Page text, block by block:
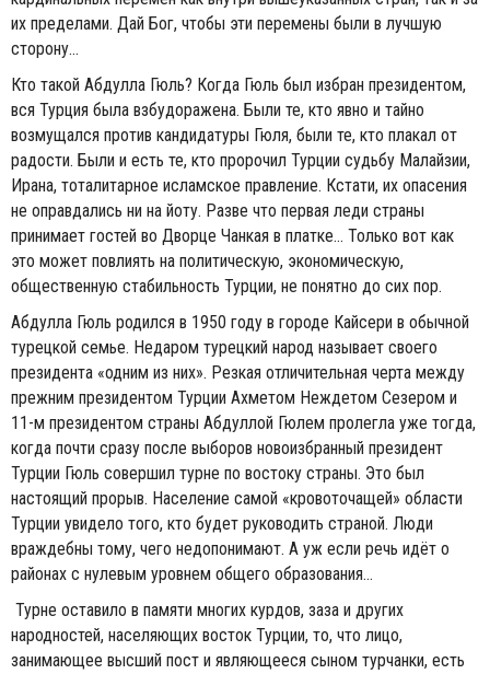
их пределами. Дай Бог, чтобы эти перемены были в лучшую
сторону...
Кто такой Абдулла Гюль? Когда Гюль был избран президентом,
вся Турция была взбудоражена. Были те, кто явно и тайно
возмущался против кандидатуры Гюля, были те, кто плакал от
радости. Были и есть те, кто пророчил Турции судьбу Малайзии,
Ирана, тоталитарное исламское правление. Кстати, их опасения
не оправдались ни на йоту. Разве что первая леди страны
принимает гостей во Дворце Чанкая в платке... Только вот как
это может повлиять на политическую, экономическую,
общественную стабильность Турции, не понятно до сих пор.
Абдулла Гюль родился в 1950 году в городе Кайсери в обычной
турецкой семье. Недаром турецкий народ называет своего
президента «одним из них». Резкая отличительная черта между
прежним президентом Турции Ахметом Неждетом Сезером и
11-м президентом страны Абдуллой Гюлем пролегла уже тогда,
когда почти сразу после выборов новоизбранный президент
Турции Гюль совершил турне по востоку страны. Это был
настоящий прорыв. Население самой «кровоточащей» области
Турции увидело того, кто будет руководить страной. Люди
враждебны тому, чего недопонимают. А уж если речь идёт о
районах с нулевым уровнем общего образования...
Турне оставило в памяти многих курдов, заза и других
народностей, населяющих восток Турции, то, что лицо,
занимающее высший пост и являющееся сыном турчанки, есть